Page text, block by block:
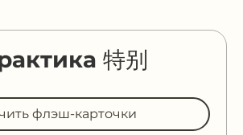
特别
флэш-карточки